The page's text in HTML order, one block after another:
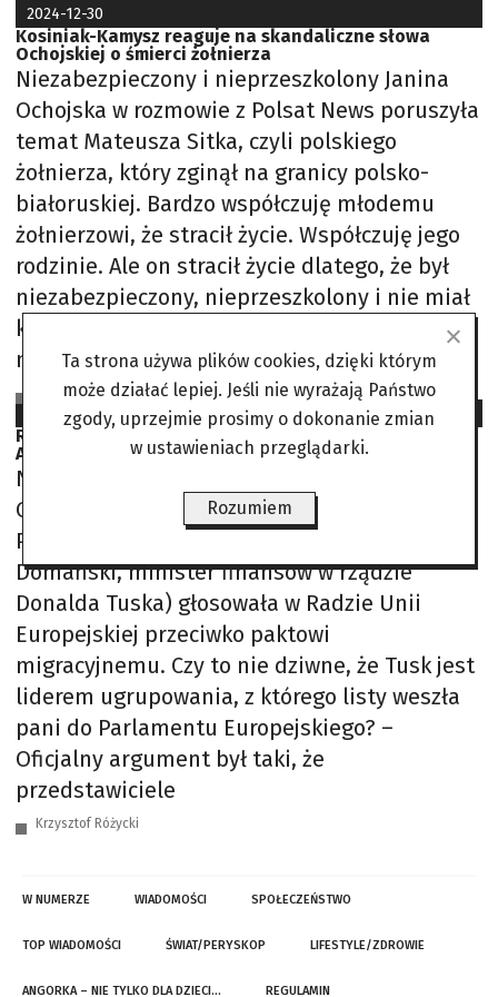
2024-12-30
Kosiniak-Kamysz reaguje na skandaliczne słowa
Ochojskiej o śmierci żołnierza
Niezabezpieczony i nieprzeszkolony Janina
Ochojska w rozmowie z Polsat News poruszyła
temat Mateusza Sitka, czyli polskiego
żołnierza, który zginął na granicy polsko-
białoruskiej. Bardzo współczuję młodemu
żołnierzowi, że stracił życie. Współczuję jego
rodzinie. Ale on stracił życie dlatego, że był
niezabezpieczony, nieprzeszkolony i nie miał
kamizelki kuloodpornej. Nie ma hord
napierających na nasze granice – stwierdziła
SJS na podst. Onet, DoRzeczy, OKO.Press
2024-05-20
Relokacja imigrantów. Rozmowy z Janiną Ochojską i
Andrzejem Zapałowskim
Nie bójmy się migrantów Rozmowa z JANINĄ
OCHOJSKĄ, europarlamentarzystką, prezesem
Polskiej Akcji Humanitarnej – Polska (Andrzej
Domański, minister finansów w rządzie
Donalda Tuska) głosowała w Radzie Unii
Europejskiej przeciwko paktowi
migracyjnemu. Czy to nie dziwne, że Tusk jest
liderem ugrupowania, z którego listy weszła
pani do Parlamentu Europejskiego? –
Oficjalny argument był taki, że
przedstawiciele
Krzysztof Różycki
W NUMERZE WIADOMOŚCI SPOŁECZEŃSTWO
TOP WIADOMOŚCI ŚWIAT/PERYSKOP LIFESTYLE/ZDROWIE
ANGORKA – NIE TYLKO DLA DZIECI… REGULAMIN
Ta strona używa plików cookies, dzięki którym
może działać lepiej. Jeśli nie wyrażają Państwo
zgody, uprzejmie prosimy o dokonanie zmian
w ustawieniach przeglądarki.
Rozumiem